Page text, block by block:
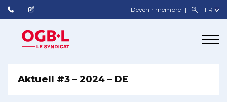
Devenir membre
Aktuell #3 – 2024 – DE